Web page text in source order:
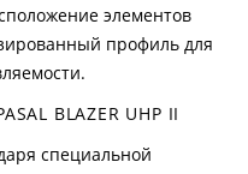
элементов
профиль для
BLAZER UHP II
специальной